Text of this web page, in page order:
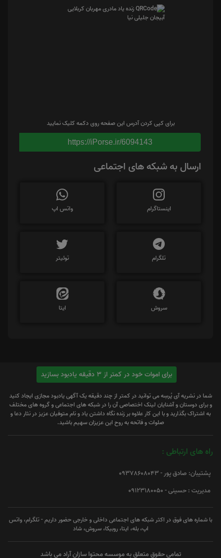
برای کپی کردن آدرس این صفحه روی دکمه کلیک نمایید
https://iPorse.ir/6094143
ارسال به شبکه های اجتماعی
اینستاگرام واتس اپ
تلگرام توئیتر
سروش ایتا
برای اموات خود در کمتر از 3 دقیقه یادبود بسازید
شما در نشریه آی پُرسِه می توانید در کمتر از چند دقیقه یک آگهی یادبود مجازی ایجاد کنید
و برای دوستان و آشنایان لینک اختصاصی آن را در شبکه های اجتماعی و گروه های مختلف
به اشتراک بگذارید و با این کار علاوه بر زنده نگاه داشتن یاد و نام متوفیان عزیز در نثار دعا و
صلوات و فاتحه به روح این عزیزان سهیم باشید.
راه های ارتباطی :
پشتیبان: صادق پور - 09378608043
مدیریت : حسینی - 09123180050
با شماره های فوق در اکثر شبکه های اجتماعی داخلی و خارجی حضور داریم - تلگرام، واتس
اپ، بله، ایتا، روبیکا، سروش، شاد
تمامی حقوق متعلق به موسسه محتوا سازان آراد می باشد